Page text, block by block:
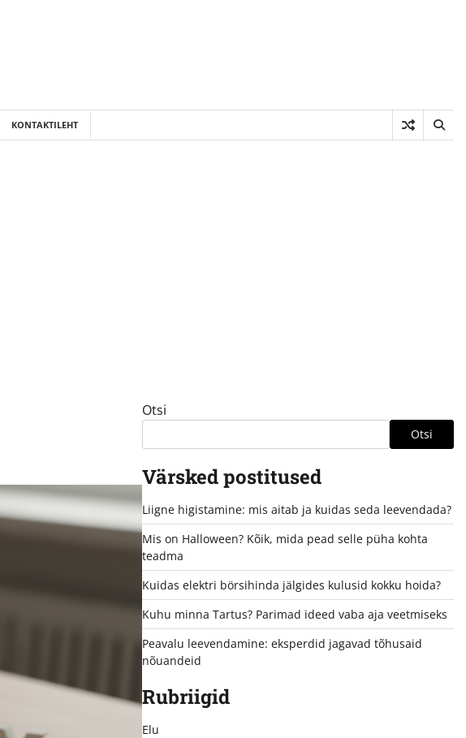
KONTAKTILEHT
Otsi
Otsi
Värsked postitused
Liigne higistamine: mis aitab ja kuidas seda leevendada?
Mis on Halloween? Kõik, mida pead selle püha kohta
teadma
Kuidas elektri börsihinda jälgides kulusid kokku hoida?
Kuhu minna Tartus? Parimad ideed vaba aja veetmiseks
Peavalu leevendamine: eksperdid jagavad tõhusaid
nõuandeid
Rubriigid
Elu